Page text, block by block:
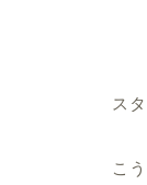
ス
こ